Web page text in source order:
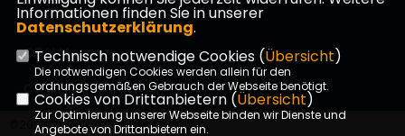
CDU Main-Kinzig
CDU Hessen
CDU Deutschland
©2026 Christlich Demokratische
Informationen finden Sie in unserer
Datenschutzerklärung.
Technisch notwendige Cookies (Übersicht)
Die notwendigen Cookies werden allein für den
ordnungsgemäßen Gebrauch der Webseite benötigt.
Cookies von Drittanbietern (Übersicht)
Zur Optimierung unserer Webseite binden wir Dienste und
Angebote von Drittanbietern ein.